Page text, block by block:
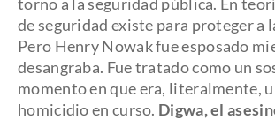
de seguridad existe para proteger a
Pero Henry Nowak fue esposado
desangraba. Fue tratado como un
momento en que era, literalmente,
homicidio en curso. Digwa, el